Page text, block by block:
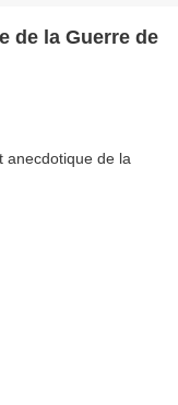
de la Guerre de